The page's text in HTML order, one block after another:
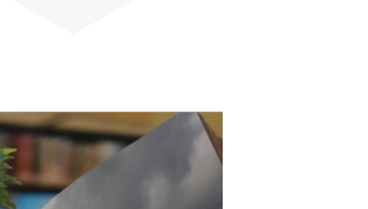
архивных